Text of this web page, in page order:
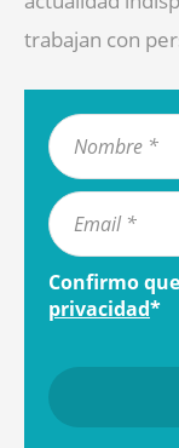
trabajan con
Confirmo
privacidad*